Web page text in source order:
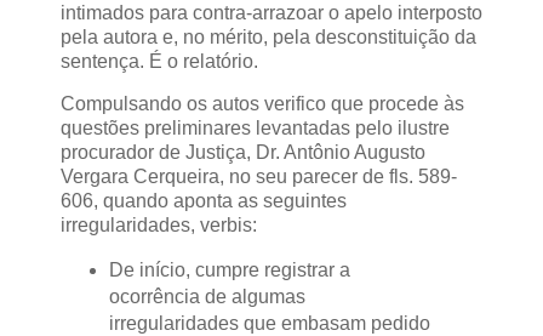
intimados para contra-arrazoar o apelo interposto
pela autora e, no mérito, pela desconstituição da
sentença. É o relatório.
Compulsando os autos verifico que procede às
questões preliminares levantadas pelo ilustre
procurador de Justiça, Dr. Antônio Augusto
Vergara Cerqueira, no seu parecer de fls. 589-
606, quando aponta as seguintes
irregularidades, verbis:
De início, cumpre registrar a
ocorrência de algumas
irregularidades que embasam pedido